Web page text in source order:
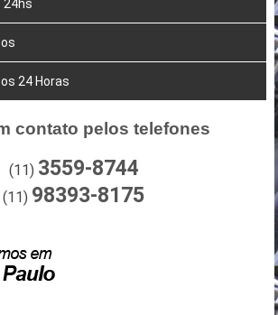
24hs
24 Horas
contato pelos telefones
(11) 3559-8744
(11) 98393-8175